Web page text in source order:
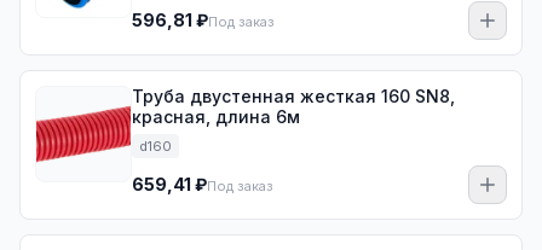
596,81 ₽Под заказ
Труба двустенная жесткая 160 SN8,
красная, длина 6м
d160
659,41 ₽Под заказ